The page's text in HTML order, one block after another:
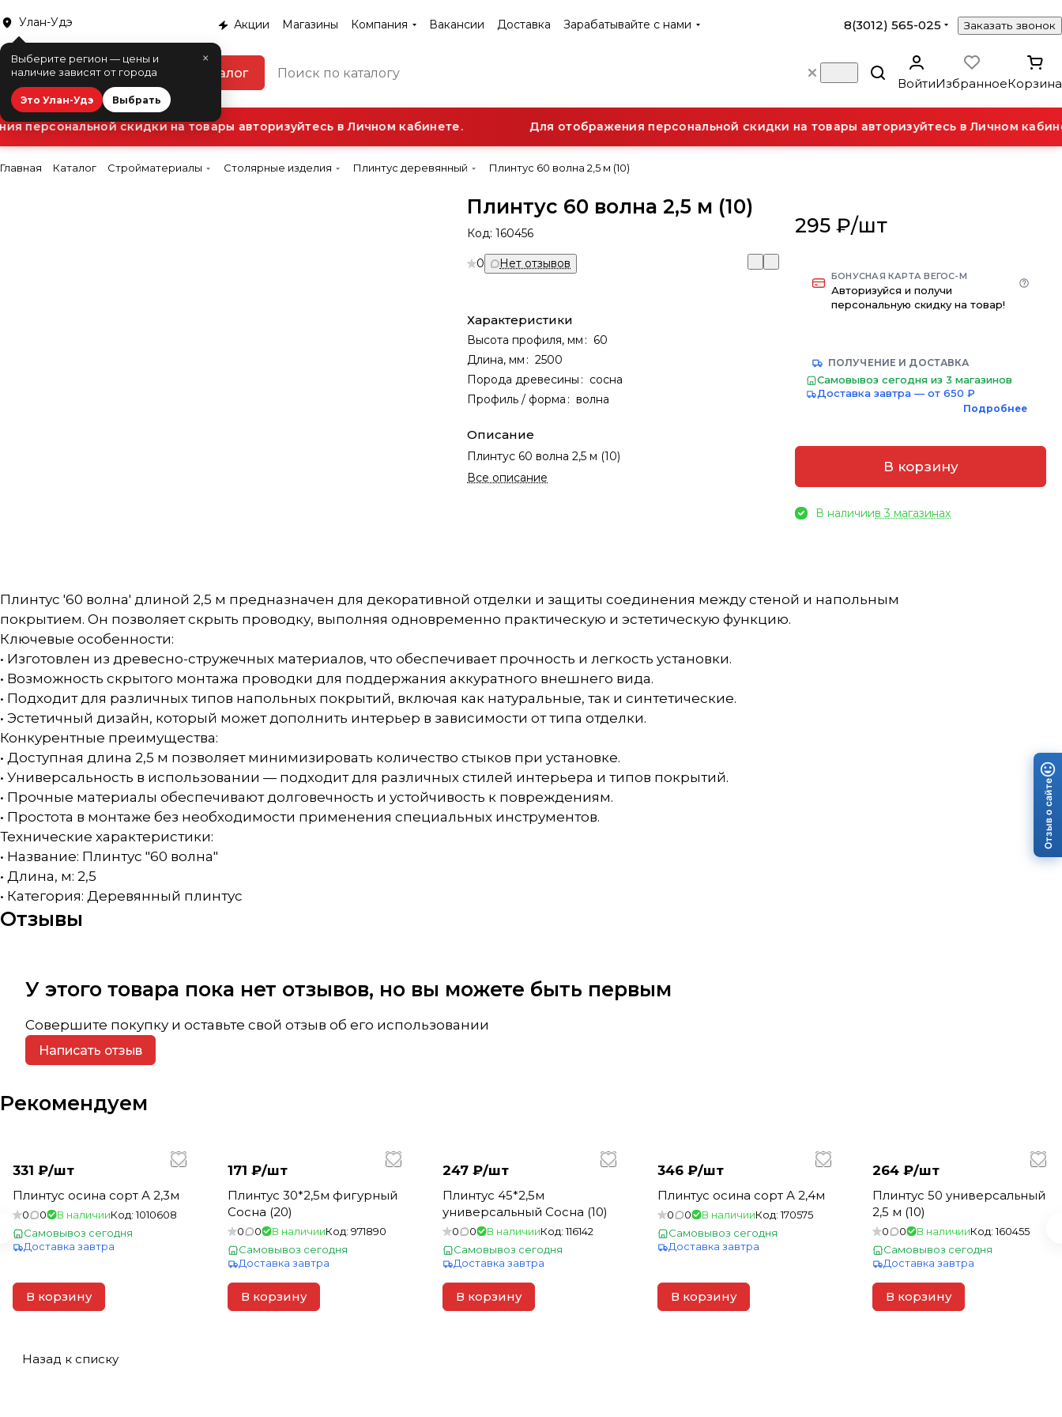
Улан-Удэ
×
Выберите регион — цены и
наличие зависят от города
Это Улан-Удэ Выбрать
Акции Магазины Компания Вакансии Доставка Зарабатывайте с нами 8(3012) 565-025 Заказать звонок
Каталог
ВойтиИзбранноеКорзина
персональной скидки на товары авторизуйтесь в Личном кабинете. Для отображения персональной скидки на товары авторизуйтесь в Личном
Главная Каталог Стройматериалы Столярные изделия Плинтус деревянный Плинтус 60 волна 2,5 м (10)
Плинтус 60 волна 2,5 м (10)
Код:160456
0 Нет отзывов
Характеристики
Высота профиля, мм : 60
Длина, мм : 2500
Порода древесины : сосна
Профиль / форма : волна
Описание
Плинтус 60 волна 2,5 м (10)
Все описание
295 ₽/шт
БОНУСНАЯ КАРТА ВЕГОС-М
Авторизуйся и получи
персональную скидку на товар!
ПОЛУЧЕНИЕ И ДОСТАВКА
Самовывоз сегодня из 3 магазинов
Доставка завтра — от 650 ₽
Подробнее
В корзину
В наличиив 3 магазинах
Плинтус '60 волна' длиной 2,5 м предназначен для декоративной отделки и защиты соединения между стеной и напольным
покрытием. Он позволяет скрыть проводку, выполняя одновременно практическую и эстетическую функцию.
Ключевые особенности:
• Изготовлен из древесно-стружечных материалов, что обеспечивает прочность и легкость установки.
• Возможность скрытого монтажа проводки для поддержания аккуратного внешнего вида.
• Подходит для различных типов напольных покрытий, включая как натуральные, так и синтетические.
• Эстетичный дизайн, который может дополнить интерьер в зависимости от типа отделки.
Конкурентные преимущества:
• Доступная длина 2,5 м позволяет минимизировать количество стыков при установке.
• Универсальность в использовании — подходит для различных стилей интерьера и типов покрытий.
• Прочные материалы обеспечивают долговечность и устойчивость к повреждениям.
• Простота в монтаже без необходимости применения специальных инструментов.
Технические характеристики:
• Название: Плинтус "60 волна"
• Длина, м: 2,5
• Категория: Деревянный плинтус
Отзывы
У этого товара пока нет отзывов, но вы можете быть первым
Совершите покупку и оставьте свой отзыв об его использовании
Написать отзыв
Рекомендуем
331 ₽/шт
Плинтус осина сорт А 2,3м
0 0 В наличииКод:1010608
Самовывоз сегодня
Доставка завтра
В корзину
171 ₽/шт
Плинтус 30*2,5м фигурный
Сосна (20)
0 0 В наличииКод: 971890
Самовывоз сегодня
Доставка завтра
В корзину
247 ₽/шт
Плинтус 45*2,5м
универсальный Сосна (10)
0 0 В наличииКод:116142
Самовывоз сегодня
Доставка завтра
В корзину
346 ₽/шт
Плинтус осина сорт А 2,4м
0 0 В наличииКод:170575
Самовывоз сегодня
Доставка завтра
В корзину
264 ₽/шт
Плинтус 50 универсальный
2,5 м (10)
0 0 В наличииКод:160455
Самовывоз сегодня
Доставка завтра
В корзину
Назад к списку
Отзыв о сайте